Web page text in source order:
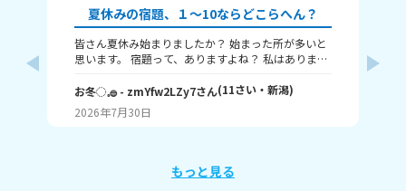
夏休みの宿題、１～10ならどこらへん？
皆さん夏休み始まりましたか？ 始まった所が多いと
思います。 宿題って、ありますよね？ 私はありま
か？ 1はまだ終わってないで、10は全部終わったと
いうことです！ 私は6です！ワークと習字と絵が残
ってるので！ みなさんも教えてください！ それじゃ
お冬◌𓈒𓐍- zmYfw2LZy7さん(11さい・ 新潟)
2026年7月30日
もっと見る